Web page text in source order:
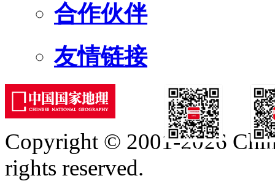
合作伙伴
友情链接
订阅号
Copyright © 2001-2026
rights reserved.